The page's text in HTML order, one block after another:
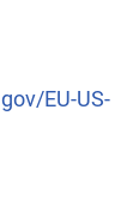
EU-US-